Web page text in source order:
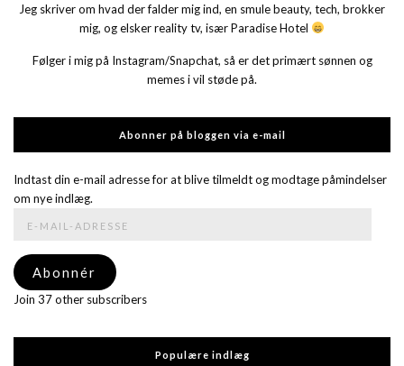
Jeg skriver om hvad der falder mig ind, en smule beauty, tech, brokker
mig, og elsker reality tv, især Paradise Hotel
Følger i mig på Instagram/Snapchat, så er det primært sønnen og
memes i vil støde på.
Abonner på bloggen via e-mail
Indtast din e-mail adresse for at blive tilmeldt og modtage påmindelser
om nye indlæg.
adresse
Abonnér
Join 37 other subscribers
Populære indlæg